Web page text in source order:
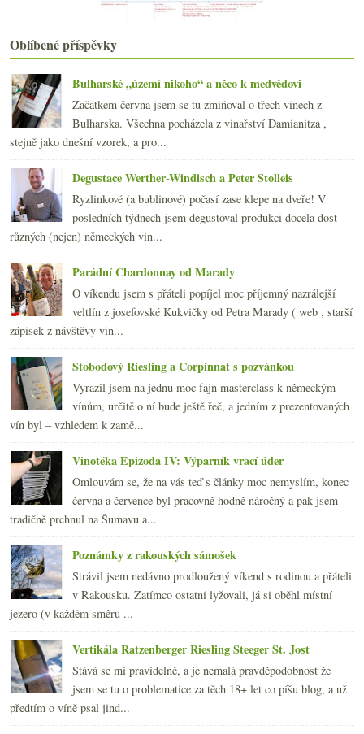
Patnáctivoltový Cabernet od Mondaviho
15x Maďarsko – od Olaszrizlingu po Bikavér
Historka s Lafitem
Něco málo o falešných vínech
Pinot Noir z Čech a Moravy 2005 – část I.
Malá domácí degustace whisky
Od Verony po Sardínii – 3x červená Itálie
Různé šarže a lahvování aneb z Velkých Pavlovic na...
►ledna (20)
►2009(249)
►2008(270)
►2007(108)
Oblíbené příspěvky
Bulharské „území nikoho“ a něco k medvědovi
Začátkem června jsem se tu zmiňoval o třech vínech z
Bulharska. Všechna pocházela z vinařství Damianitza ,
stejně jako dnešní vzorek, a pro...
Degustace Werther-Windisch a Peter Stolleis
Ryzlinkové (a bublinové) počasí zase klepe na dveře! V
posledních týdnech jsem degustoval produkci docela dost
různých (nejen) německých vin...
Parádní Chardonnay od Marady
O víkendu jsem s přáteli popíjel moc příjemný nazrálejší
veltlín z josefovské Kukvičky od Petra Marady ( web , starší
zápisek z návštěvy vin...
Stobodový Riesling a Corpinnat s pozvánkou
Vyrazil jsem na jednu moc fajn masterclass k německým
vínům, určitě o ní bude ještě řeč, a jedním z prezentovaných
vín byl – vzhledem k zamě...
Vinotéka Epizoda IV: Výparník vrací úder
Omlouvám se, že na vás teď s články moc nemyslím, konec
června a července byl pracovně hodně náročný a pak jsem
tradičně prchnul na Šumavu a...
Poznámky z rakouských sámošek
Strávil jsem nedávno prodloužený víkend s rodinou a přáteli
v Rakousku. Zatímco ostatní lyžovali, já si oběhl místní
jezero (v každém směru ...
Vertikála Ratzenberger Riesling Steeger St. Jost
Stává se mi pravidelně, a je nemalá pravděpodobnost že
jsem se tu o problematice za těch 18+ let co píšu blog, a už
předtím o víně psal jind...